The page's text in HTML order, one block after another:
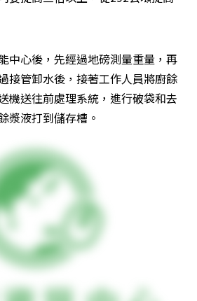
中心後，先經過地磅測量重量，再
接管卸水後，接著工作人員將廚餘
機送往前處理系統，進行破袋和去
漿液打到儲存槽。